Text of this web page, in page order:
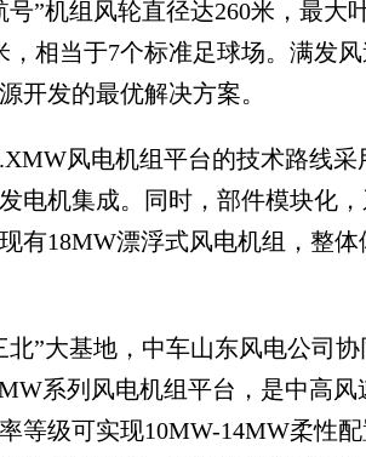
号”机组风轮直径达260米，最大
，相当于7个标准足球场。满发
开发的最优解决方案。
风电机组平台的技术路线采
电机集成。同时，部件模块化
有18MW漂浮式风电机组，整
大基地，中车山东风电公司协
系列风电机组平台，是中高
等级可实现10MW-14MW柔性